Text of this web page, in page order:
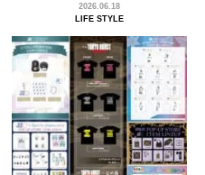
2026.06.18
LIFE STYLE